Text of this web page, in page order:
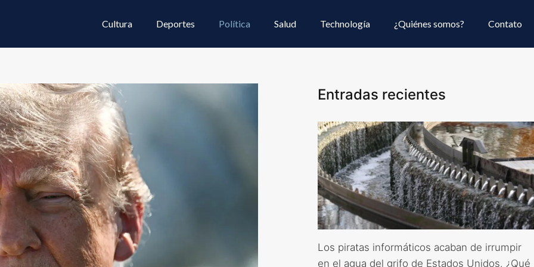
Cultura Deportes Política Salud Technología ¿Quiénes somos? Contato
Entradas recientes
Los piratas informáticos acaban de irrumpir
en el agua del grifo de Estados Unidos. ¿Qué